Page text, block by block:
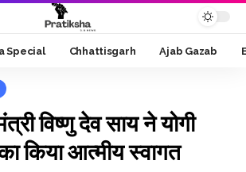
Special Chhattisgarh Ajab Gazab
विष्णु देव साय ने योगी
किया आत्मीय स्वागत